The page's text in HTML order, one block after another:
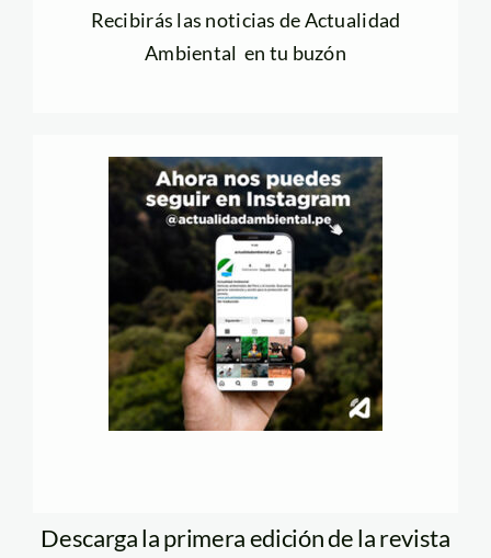
Recibirás las noticias de Actualidad
Ambiental en tu buzón
Descarga la primera edición de la revista